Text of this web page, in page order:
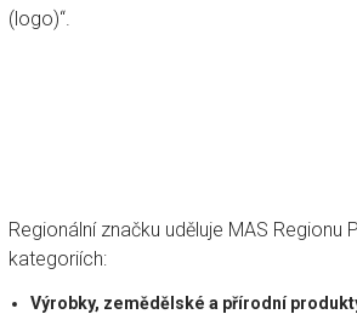
(logo)“.
Regionální značku uděluje MAS Regionu
kategoriích:
Výrobky, zemědělské a přírodní